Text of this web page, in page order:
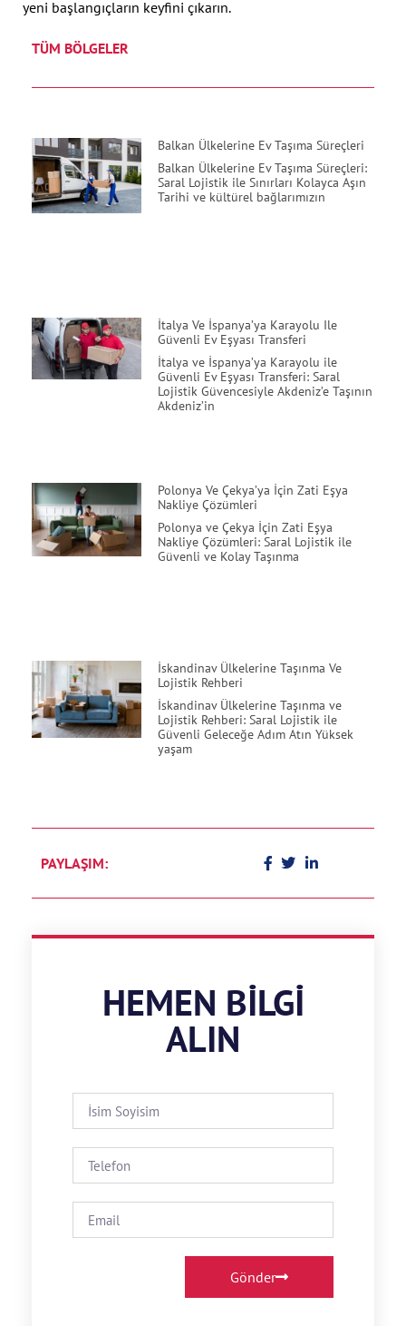
yeni başlangıçların keyfini çıkarın.
TÜM BÖLGELER
Balkan Ülkelerine Ev Taşıma Süreçleri
Balkan Ülkelerine Ev Taşıma Süreçleri:
Saral Lojistik ile Sınırları Kolayca Aşın
Tarihi ve kültürel bağlarımızın
İtalya Ve İspanya’ya Karayolu Ile
Güvenli Ev Eşyası Transferi
İtalya ve İspanya’ya Karayolu ile
Güvenli Ev Eşyası Transferi: Saral
Lojistik Güvencesiyle Akdeniz’e Taşının
Akdeniz’in
Polonya Ve Çekya’ya İçin Zati Eşya
Nakliye Çözümleri
Polonya ve Çekya İçin Zati Eşya
Nakliye Çözümleri: Saral Lojistik ile
Güvenli ve Kolay Taşınma
İskandinav Ülkelerine Taşınma Ve
Lojistik Rehberi
İskandinav Ülkelerine Taşınma ve
Lojistik Rehberi: Saral Lojistik ile
Güvenli Geleceğe Adım Atın Yüksek
yaşam
PAYLAŞIM:
HEMEN BILGI
ALIN
Gönder